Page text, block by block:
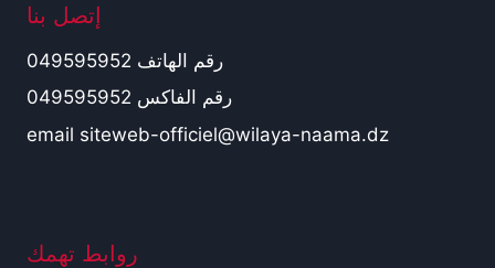
إتصل بنا
رقم الهاتف 049595952
رقم الفاكس 049595952
email siteweb-officiel@wilaya-naama.dz
روابط تهمك